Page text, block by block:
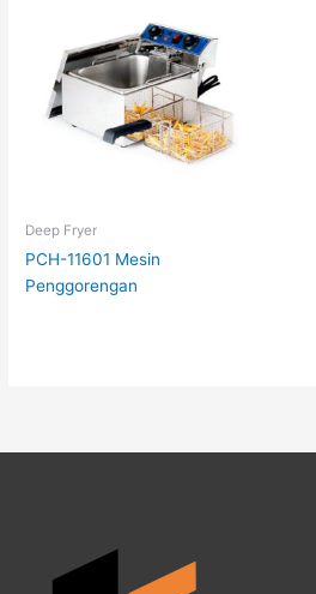
Deep Fryer
PCH-11601 Mesin
Penggorengan